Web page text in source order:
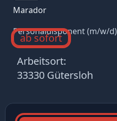
Marador
Personaldisponent (m/w/d)
ab sofort
Arbeitsort:
33330 Gütersloh